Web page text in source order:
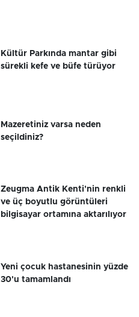
Kültür Parkında mantar gibi
sürekli kefe ve büfe türüyor
Mazeretiniz varsa neden
seçildiniz?
Zeugma Antik Kenti'nin renkli
ve üç boyutlu görüntüleri
bilgisayar ortamına aktarılıyor
Yeni çocuk hastanesinin yüzde
30'u tamamlandı